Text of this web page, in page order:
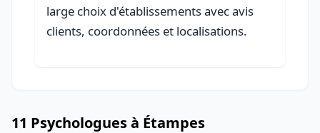
large choix d'établissements avec avis
clients, coordonnées et localisations.
11 Psychologues à Étampes